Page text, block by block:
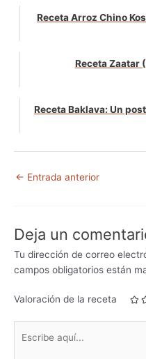
Receta Arroz Chino
Receta Zaatar
Receta Baklava: Un
← Entrada anterior
Deja un
Tu dirección de correo
campos obligatorios están
Valoración de la receta
aquí...